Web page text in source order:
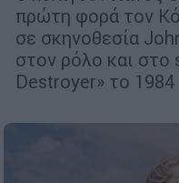
πρώτη φορά τον
σε σκηνοθεσία
στον ρόλο και στο
Destroyer» το 1984